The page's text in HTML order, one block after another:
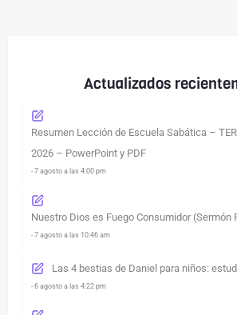
Actualizados
Resumen Lección de Escuela Sabática –
2026 – PowerPoint y PDF
- 7 agosto a las 4:00 pm
Nuestro Dios es Fuego Consumidor (Sermón
- 7 agosto a las 10:46 am
Las 4 bestias de Daniel para niños:
- 6 agosto a las 4:22 pm